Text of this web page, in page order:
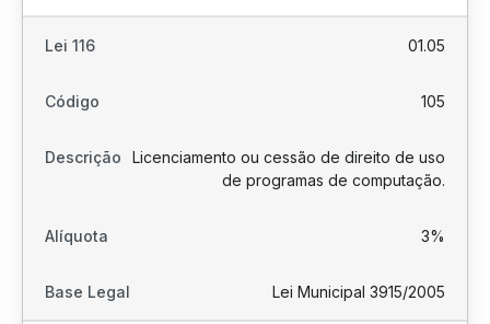
01.05
105
Licenciamento ou cessão de direito de uso
de programas de computação.
3%
Lei Municipal 3915/2005